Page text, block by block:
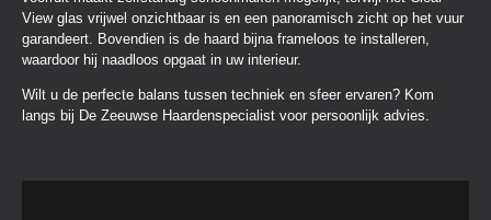
View glas vrijwel onzichtbaar is en een panoramisch zicht op het vuur
garandeert. Bovendien is de haard bijna frameloos te installeren,
waardoor hij naadloos opgaat in uw interieur.
Wilt u de perfecte balans tussen techniek en sfeer ervaren? Kom
langs bij De Zeeuwse Haardenspecialist voor persoonlijk advies.